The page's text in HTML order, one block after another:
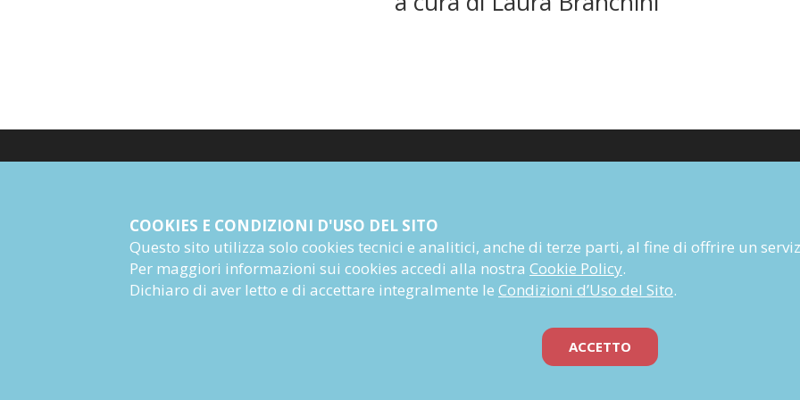
PI 04628780969
Informazioni Societarie
Autori
Rivista
Prossime uscite
COOKIES E CONDIZIONI D'USO DEL SITO
Questo sito utilizza solo cookies tecnici e analitici, anche di terze parti, al fine di offrire un
Per maggiori informazioni sui cookies accedi alla nostra Cookie Policy.
Dichiaro di aver letto e di accettare integralmente le Condizioni d’Uso del Sito.
ACCETTO